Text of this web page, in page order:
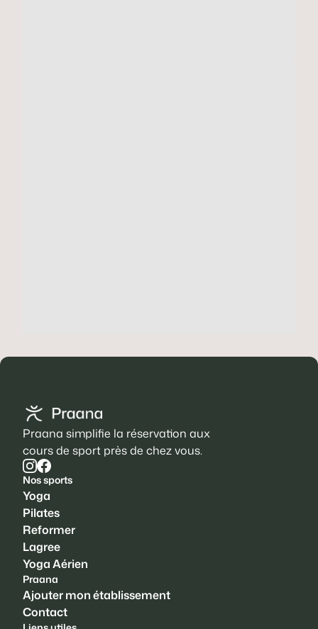
Praana simplifie la réservation aux
cours de sport près de chez vous.
Nos sports
Yoga
Pilates
Reformer
Lagree
Yoga Aérien
Praana
Ajouter mon établissement
Contact